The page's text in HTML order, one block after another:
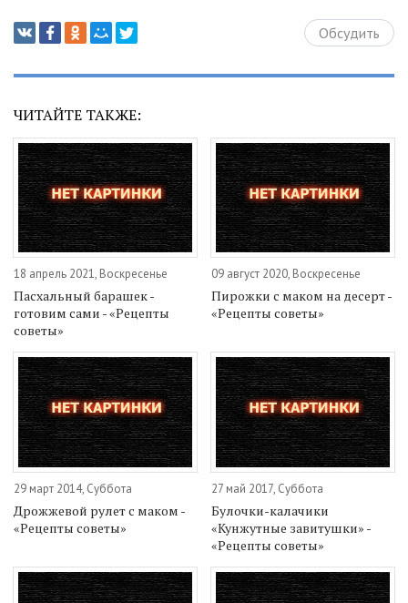
Обсудить
ЧИТАЙТЕ ТАКЖЕ:
18 апрель 2021, Воскресенье
Пасхальный барашек -
готовим сами - «Рецепты
советы»
09 август 2020, Воскресенье
Пирожки с маком на десерт -
«Рецепты советы»
29 март 2014, Суббота
Дрожжевой рулет с маком -
«Рецепты советы»
27 май 2017, Суббота
Булочки-калачики
«Кунжутные завитушки» -
«Рецепты советы»